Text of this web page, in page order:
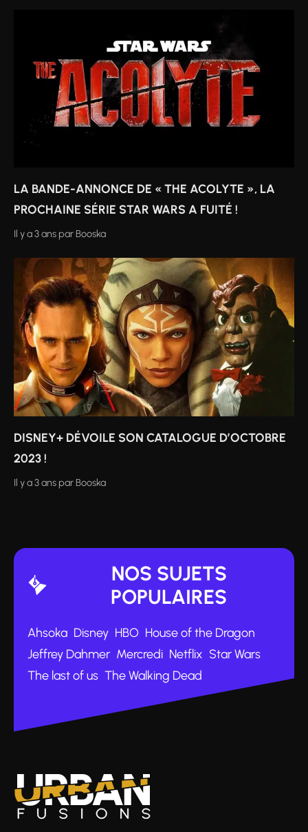
LA BANDE-ANNONCE DE « THE ACOLYTE », LA
PROCHAINE SÉRIE STAR WARS A FUITÉ !
Il y a 3 ans par Booska
DISNEY+ DÉVOILE SON CATALOGUE D’OCTOBRE
2023 !
Il y a 3 ans par Booska
NOS SUJETS
POPULAIRES
Ahsoka Disney HBO House of the Dragon
Jeffrey Dahmer Mercredi Netflix Star Wars
The last of us The Walking Dead